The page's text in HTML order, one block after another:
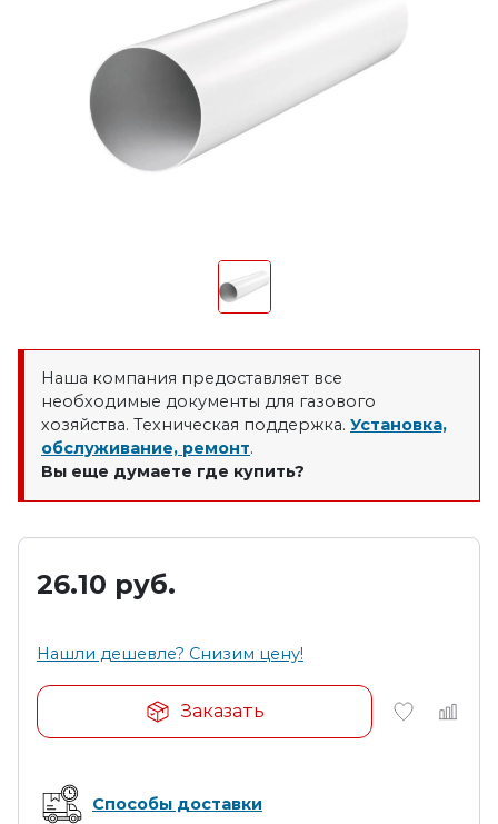
Наша компания предоставляет все
необходимые документы для газового
хозяйства. Техническая поддержка. Установка,
обслуживание, ремонт.
Вы еще думаете где купить?
26.10 руб.
Нашли дешевле? Снизим цену!
Заказать
Способы доставки